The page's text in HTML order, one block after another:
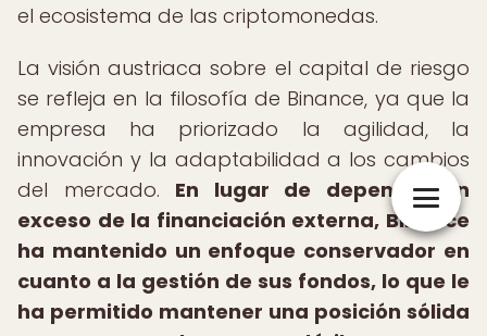
el ecosistema de las criptomonedas.
La visión austriaca sobre el capital de riesgo
se refleja en la filosofía de Binance, ya que la
empresa ha priorizado la agilidad, la
innovación y la adaptabilidad a los cambios
del mercado. En lugar de depender en
exceso de la financiación externa, Binance
ha mantenido un enfoque conservador en
cuanto a la gestión de sus fondos, lo que le
ha permitido mantener una posición sólida